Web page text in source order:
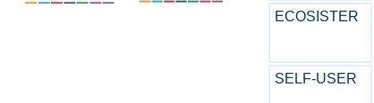
ECOSISTER
SELF-USER